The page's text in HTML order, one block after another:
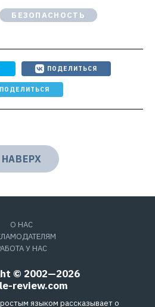
БЕЗОПАСНОСТЬ
ПОДЕЛИТЬСЯ
ПОДЕЛИТЬСЯ
НАВЕРХ
О НАС
У НАС
© 2002—2026
review.com
языком рассказывает о